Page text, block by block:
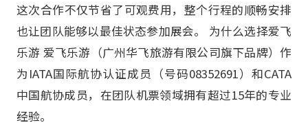
这次合作不仅节省了可观费用，整个行程的顺畅安排
也让团队能够以最佳状态参加展会。 为什么选择爱飞
乐游 爱飞乐游（广州华飞旅游有限公司旗下品牌）作
为IATA国际航协认证成员（号码08352691）和CATA
中国航协成员，在团队机票领域拥有超过15年的专业
经验。